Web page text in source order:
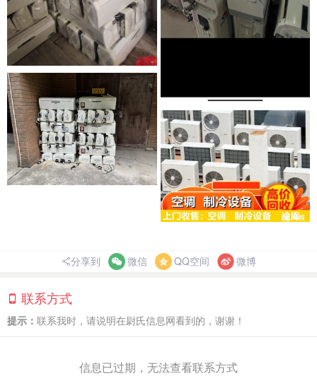
分享到 微信 QQ空间 微博
联系方式
提示： 联系我时，请说明在尉氏信息网看到的，谢谢！
信息已过期，无法查看联系方式